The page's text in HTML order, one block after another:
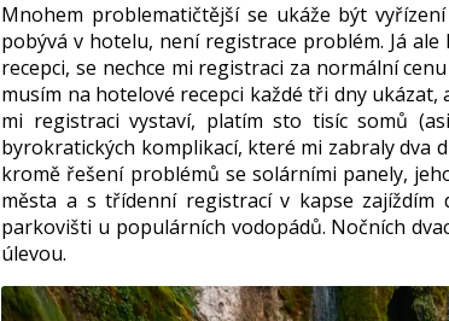
Mnohem problematičtější se ukáže být
pobývá v hotelu, není registrace problém. Já
recepci, se nechce mi registraci za normální
musím na hotelové recepci každé tři dny
mi registraci vystaví, platím sto tisíc somů
byrokratických komplikací, které mi zabraly dva
kromě řešení problémů se solárními panely,
města a s třídenní registrací v kapse
parkovišti u populárních vodopádů. Nočních
úlevou.